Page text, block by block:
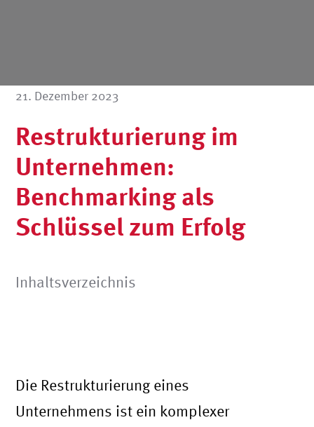
21. Dezember 2023
Restrukturierung im
Unternehmen:
Benchmarking als
Schlüssel zum Erfolg
Inhaltsverzeichnis
Die Restrukturierung eines
Unternehmens ist ein komplexer